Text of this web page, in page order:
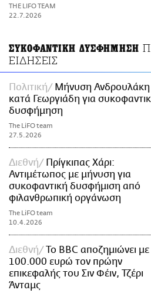
PRINT
THE LIFO TEAM
22.7.2026
ΣΥΚΟΦΑΝΤΙΚΗ ΔΥΣΦΗΜΗΣΗ
ΕΙΔΗΣΕΙΣ
Πολιτική
Μήνυση Ανδρουλάκη
κατά Γεωργιάδη για
δυσφήμηση
The LiFO team
27.5.2026
Διεθνή
Πρίγκιπας Χάρι:
Αντιμέτωπος με μήνυση για
συκοφαντική δυσφήμιση από
φιλανθρωπική οργάνωση
The LiFO team
10.4.2026
Διεθνή
To BBC αποζημιώνει με
100.000 ευρώ τον πρώην
επικεφαλής του Σιν Φέιν, Τζέρι
Άνταμς